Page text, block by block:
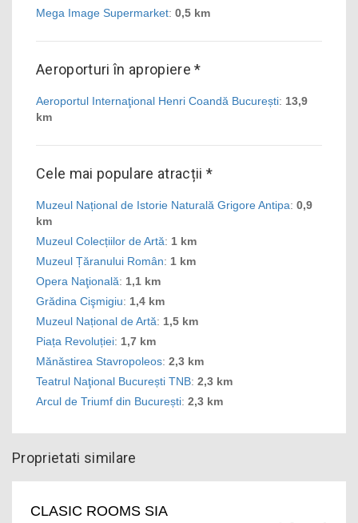
Mega Image Supermarket: 0,5 km
Aeroporturi în apropiere *
Aeroportul Internaţional Henri Coandă București: 13,9
km
Cele mai populare atracții *
Muzeul Național de Istorie Naturală Grigore Antipa: 0,9
km
Muzeul Colecțiilor de Artă: 1 km
Muzeul Țăranului Român: 1 km
Opera Naţională: 1,1 km
Grădina Cişmigiu: 1,4 km
Muzeul Național de Artă: 1,5 km
Piața Revoluției: 1,7 km
Mănăstirea Stavropoleos: 2,3 km
Teatrul Naţional București TNB: 2,3 km
Arcul de Triumf din București: 2,3 km
Proprietati similare
CLASIC ROOMS SIA